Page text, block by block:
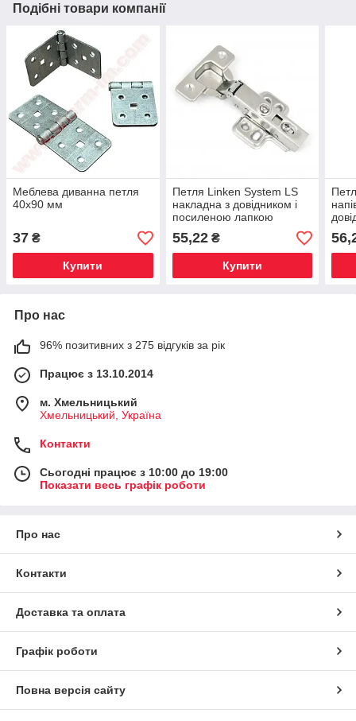
Подібні товари компанії
Меблева диванна петля
40х90 мм
37 ₴
Купити
Петля Linken System LS
накладна з довідником і
посиленою лапкою
55,22₴
Купити
Про нас
96% позитивних з 275 відгуків за рік
Працює з 13.10.2014
м. Хмельницький
Хмельницький, Україна
Контакти
Сьогодні працює з 10:00 до 19:00
Показати весь графік роботи
Про нас
Контакти
Доставка та оплата
Графік роботи
Повна версія сайту